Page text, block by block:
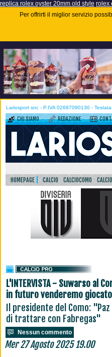
replica rolex oyster 20mm old style rolex
Per offrirti il miglior servizio
Lariosport snc - P.IVA 02687090130 -
CHI SIAMO REDAZIONE
HOMEPAGE CALCIO CALCIOCOMO
L'INTERVISTA - Suwarso al
in futuro venderemo
Il presidente del Como:
di trattare con Fabregas"
Nessun commento
Mer 27 Agosto 2025 19.00